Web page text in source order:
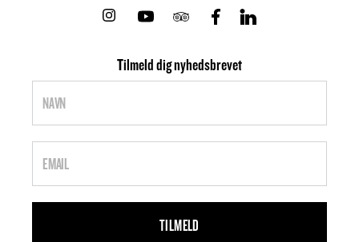
Instagram
YoutubeTripadvisor
FacebookLinkedin
Tilmeld dig nyhedsbrevet